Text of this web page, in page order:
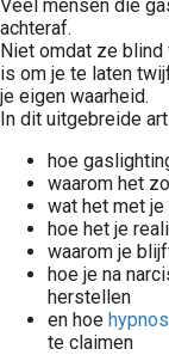
Veel mensen die
achteraf.
Niet omdat ze
is om je te laten
je eigen waarheid.
In dit uitgebreide
hoe
waarom het
wat het met
hoe het je
waarom je
hoe je na
herstellen
en hoe
te claimen